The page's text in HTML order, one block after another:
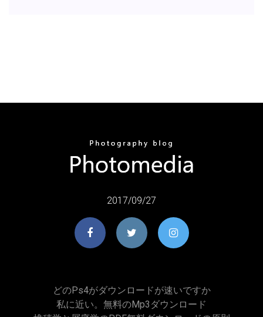
2017/09/27
どのps4がダウンロードが速いですか
私に近い。無料のmp3ダウンロード